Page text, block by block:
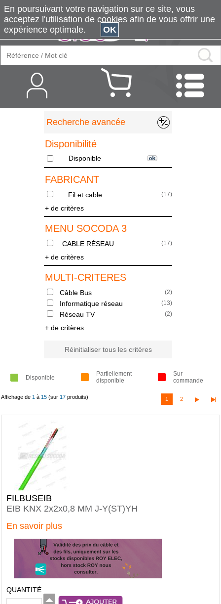
Recherche avancée
Disponibilité
Disponible
FABRICANT
Fil et cable (17)
+ de critères
MENU SOCODA 3
CABLE RÉSEAU (17)
+ de critères
MULTI-CRITERES
Câble Bus (2)
Informatique réseau (13)
Réseau TV (2)
+ de critères
Réinitialiser tous les critères
Disponible
Partiellement
disponible
Sur
commande
Affichage de 1 à 15 (sur 17 produits) 1 2
FILBUSEIB
EIB KNX 2x2x0,8 MM J-Y(ST)YH
En savoir plus
QUANTITÉ
En poursuivant votre navigation sur ce site, vous
acceptez l'utilisation de cookies afin de vous offrir une
expérience optimale.
OK